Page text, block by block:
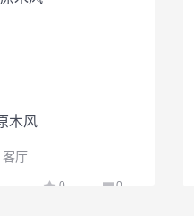
木风
客厅
0 0